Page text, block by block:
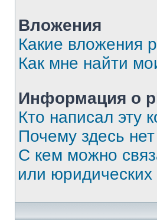
Вложения
Какие вложения
Как мне найти
Информация о
Кто написал эту
Почему здесь
С кем можно
или